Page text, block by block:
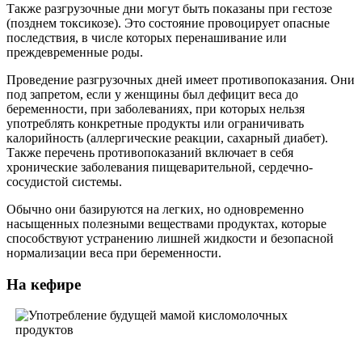
Также разгрузочные дни могут быть показаны при гестозе
(позднем токсикозе). Это состояние провоцирует опасные
последствия, в числе которых перенашивание или
преждевременные роды.
Проведение разгрузочных дней имеет противопоказания. Они
под запретом, если у женщины был дефицит веса до
беременности, при заболеваниях, при которых нельзя
употреблять конкретные продукты или ограничивать
калорийность (аллергические реакции, сахарный диабет).
Также перечень противопоказаний включает в себя
хронические заболевания пищеварительной, сердечно-
сосудистой системы.
Обычно они базируются на легких, но одновременно
насыщенных полезными веществами продуктах, которые
способствуют устранению лишней жидкости и безопасной
нормализации веса при беременности.
На кефире